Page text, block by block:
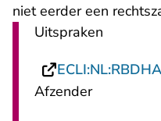
niet eerder een
Uitspraken
Afzender